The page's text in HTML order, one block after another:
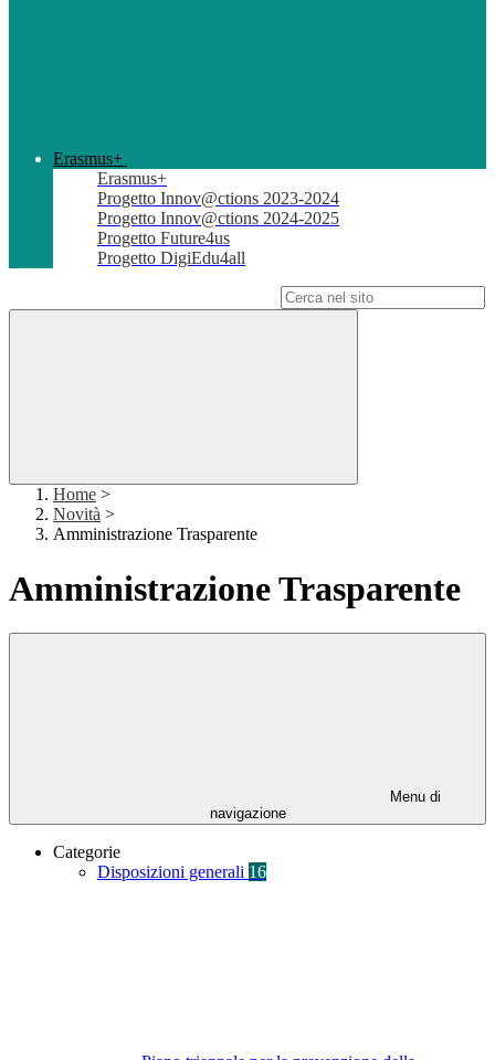
Erasmus+
Erasmus+
Progetto Innov@ctions 2023-2024
Progetto Innov@ctions 2024-2025
Progetto Future4us
Progetto DigiEdu4all
Home >
Novità >
Amministrazione Trasparente
Amministrazione Trasparente
Menu di
navigazione
Categorie
Disposizioni generali 16